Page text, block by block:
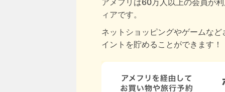
ィアです。
ネットショッピングやゲームな
イントを貯めることができます！